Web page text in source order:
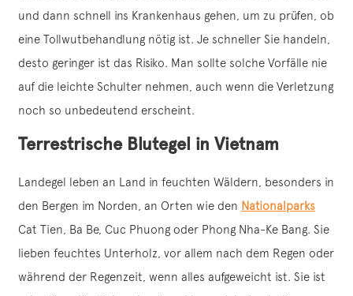
und dann schnell ins Krankenhaus gehen, um zu prüfen, ob
eine Tollwutbehandlung nötig ist. Je schneller Sie handeln,
desto geringer ist das Risiko. Man sollte solche Vorfälle nie
auf die leichte Schulter nehmen, auch wenn die Verletzung
noch so unbedeutend erscheint.
Terrestrische Blutegel in Vietnam
Landegel leben an Land in feuchten Wäldern, besonders in
den Bergen im Norden, an Orten wie den Nationalparks
Cat Tien, Ba Be, Cuc Phuong oder Phong Nha-Ke Bang. Sie
lieben feuchtes Unterholz, vor allem nach dem Regen oder
während der Regenzeit, wenn alles aufgeweicht ist. Sie ist